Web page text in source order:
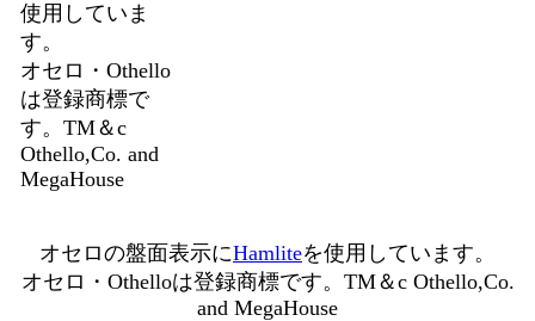
使用していま
す。
オセロ・Othello
は登録商標で
す。TM＆c
Othello,Co. and
MegaHouse
オセロの盤面表示にHamliteを使用しています。
オセロ・Othelloは登録商標です。TM＆c Othello,Co.
and MegaHouse